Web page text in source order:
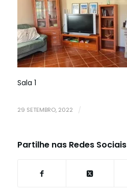
Sala 1
29 SETEMBRO, 2022 /
Partilhe nas Redes Sociais